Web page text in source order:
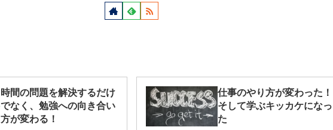
時間の問題を解決するだけ
でなく、勉強への向き合い
方が変わる！
仕事のやり方が変わった！
そして学ぶキッカケになっ
た